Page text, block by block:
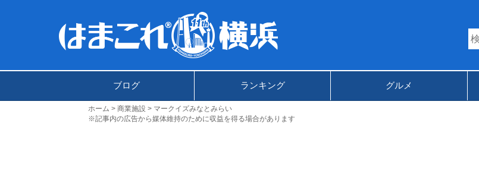
ブログ ランキング グルメ
ホーム 商業施設
マークイズみなとみらい
※記事内の広告から媒体維持のために収益を得る場合があります